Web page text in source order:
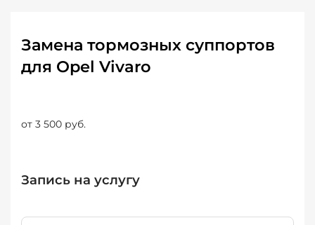
Замена тормозных суппортов
для Opel Vivaro
от 3 500 руб.
Запись на услугу